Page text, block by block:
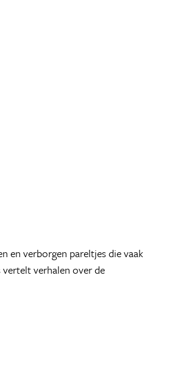
en verborgen pareltjes die vaak
vertelt verhalen over de